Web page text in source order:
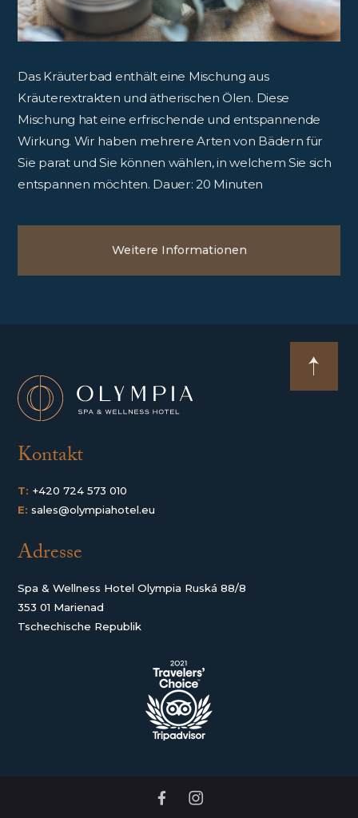
Das Kräuterbad enthält eine Mischung aus
Kräuterextrakten und ätherischen Ölen. Diese
Mischung hat eine erfrischende und entspannende
Wirkung. Wir haben mehrere Arten von Bädern für
Sie parat und Sie können wählen, in welchem Sie sich
entspannen möchten. Dauer: 20 Minuten
Weitere Informationen
Kontakt
T: +420 724 573 010
E: sales@olympiahotel.eu
Adresse
Spa & Wellness Hotel Olympia Ruská 88/8
353 01 Marienad
Tschechische Republik